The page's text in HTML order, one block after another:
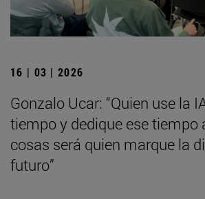
16 | 03 | 2026
Gonzalo Ucar: “Quien use la
tiempo y dedique ese tiempo
cosas será quien marque la
futuro”